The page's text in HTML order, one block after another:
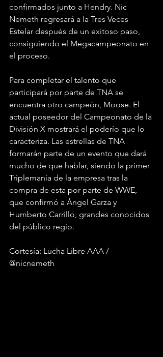
confirmados junto a Hendry. Nic
Nemeth regresará a la Tres Veces
Estelar después de un exitoso paso,
consiguiendo el Megacampeonato en
el proceso.
Para completar el talento que
participará por parte de TNA se
encuentra otro campeón, Moose. El
actual poseedor del Campeonato de la
División X mostrará el poderío que lo
caracteriza. Las estrellas de TNA
formarán parte de un evento que dará
mucho de que hablar, siendo la primer
Triplemanía de la empresa tras la
compra de esta por parte de WWE,
que confirmó a Ángel Garza y
Humberto Carrillo, grandes conocidos
del público regio.
Cortesía: Lucha Libre AAA /
@nicnemeth